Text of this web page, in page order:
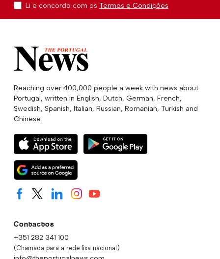
Li e concordo com os Termos e Condições
Reaching over 400,000 people a week with news about
Portugal, written in English, Dutch, German, French,
Swedish, Spanish, Italian, Russian, Romanian, Turkish and
Chinese.
Contactos
+351 282 341 100
(Chamada para a rede fixa nacional)